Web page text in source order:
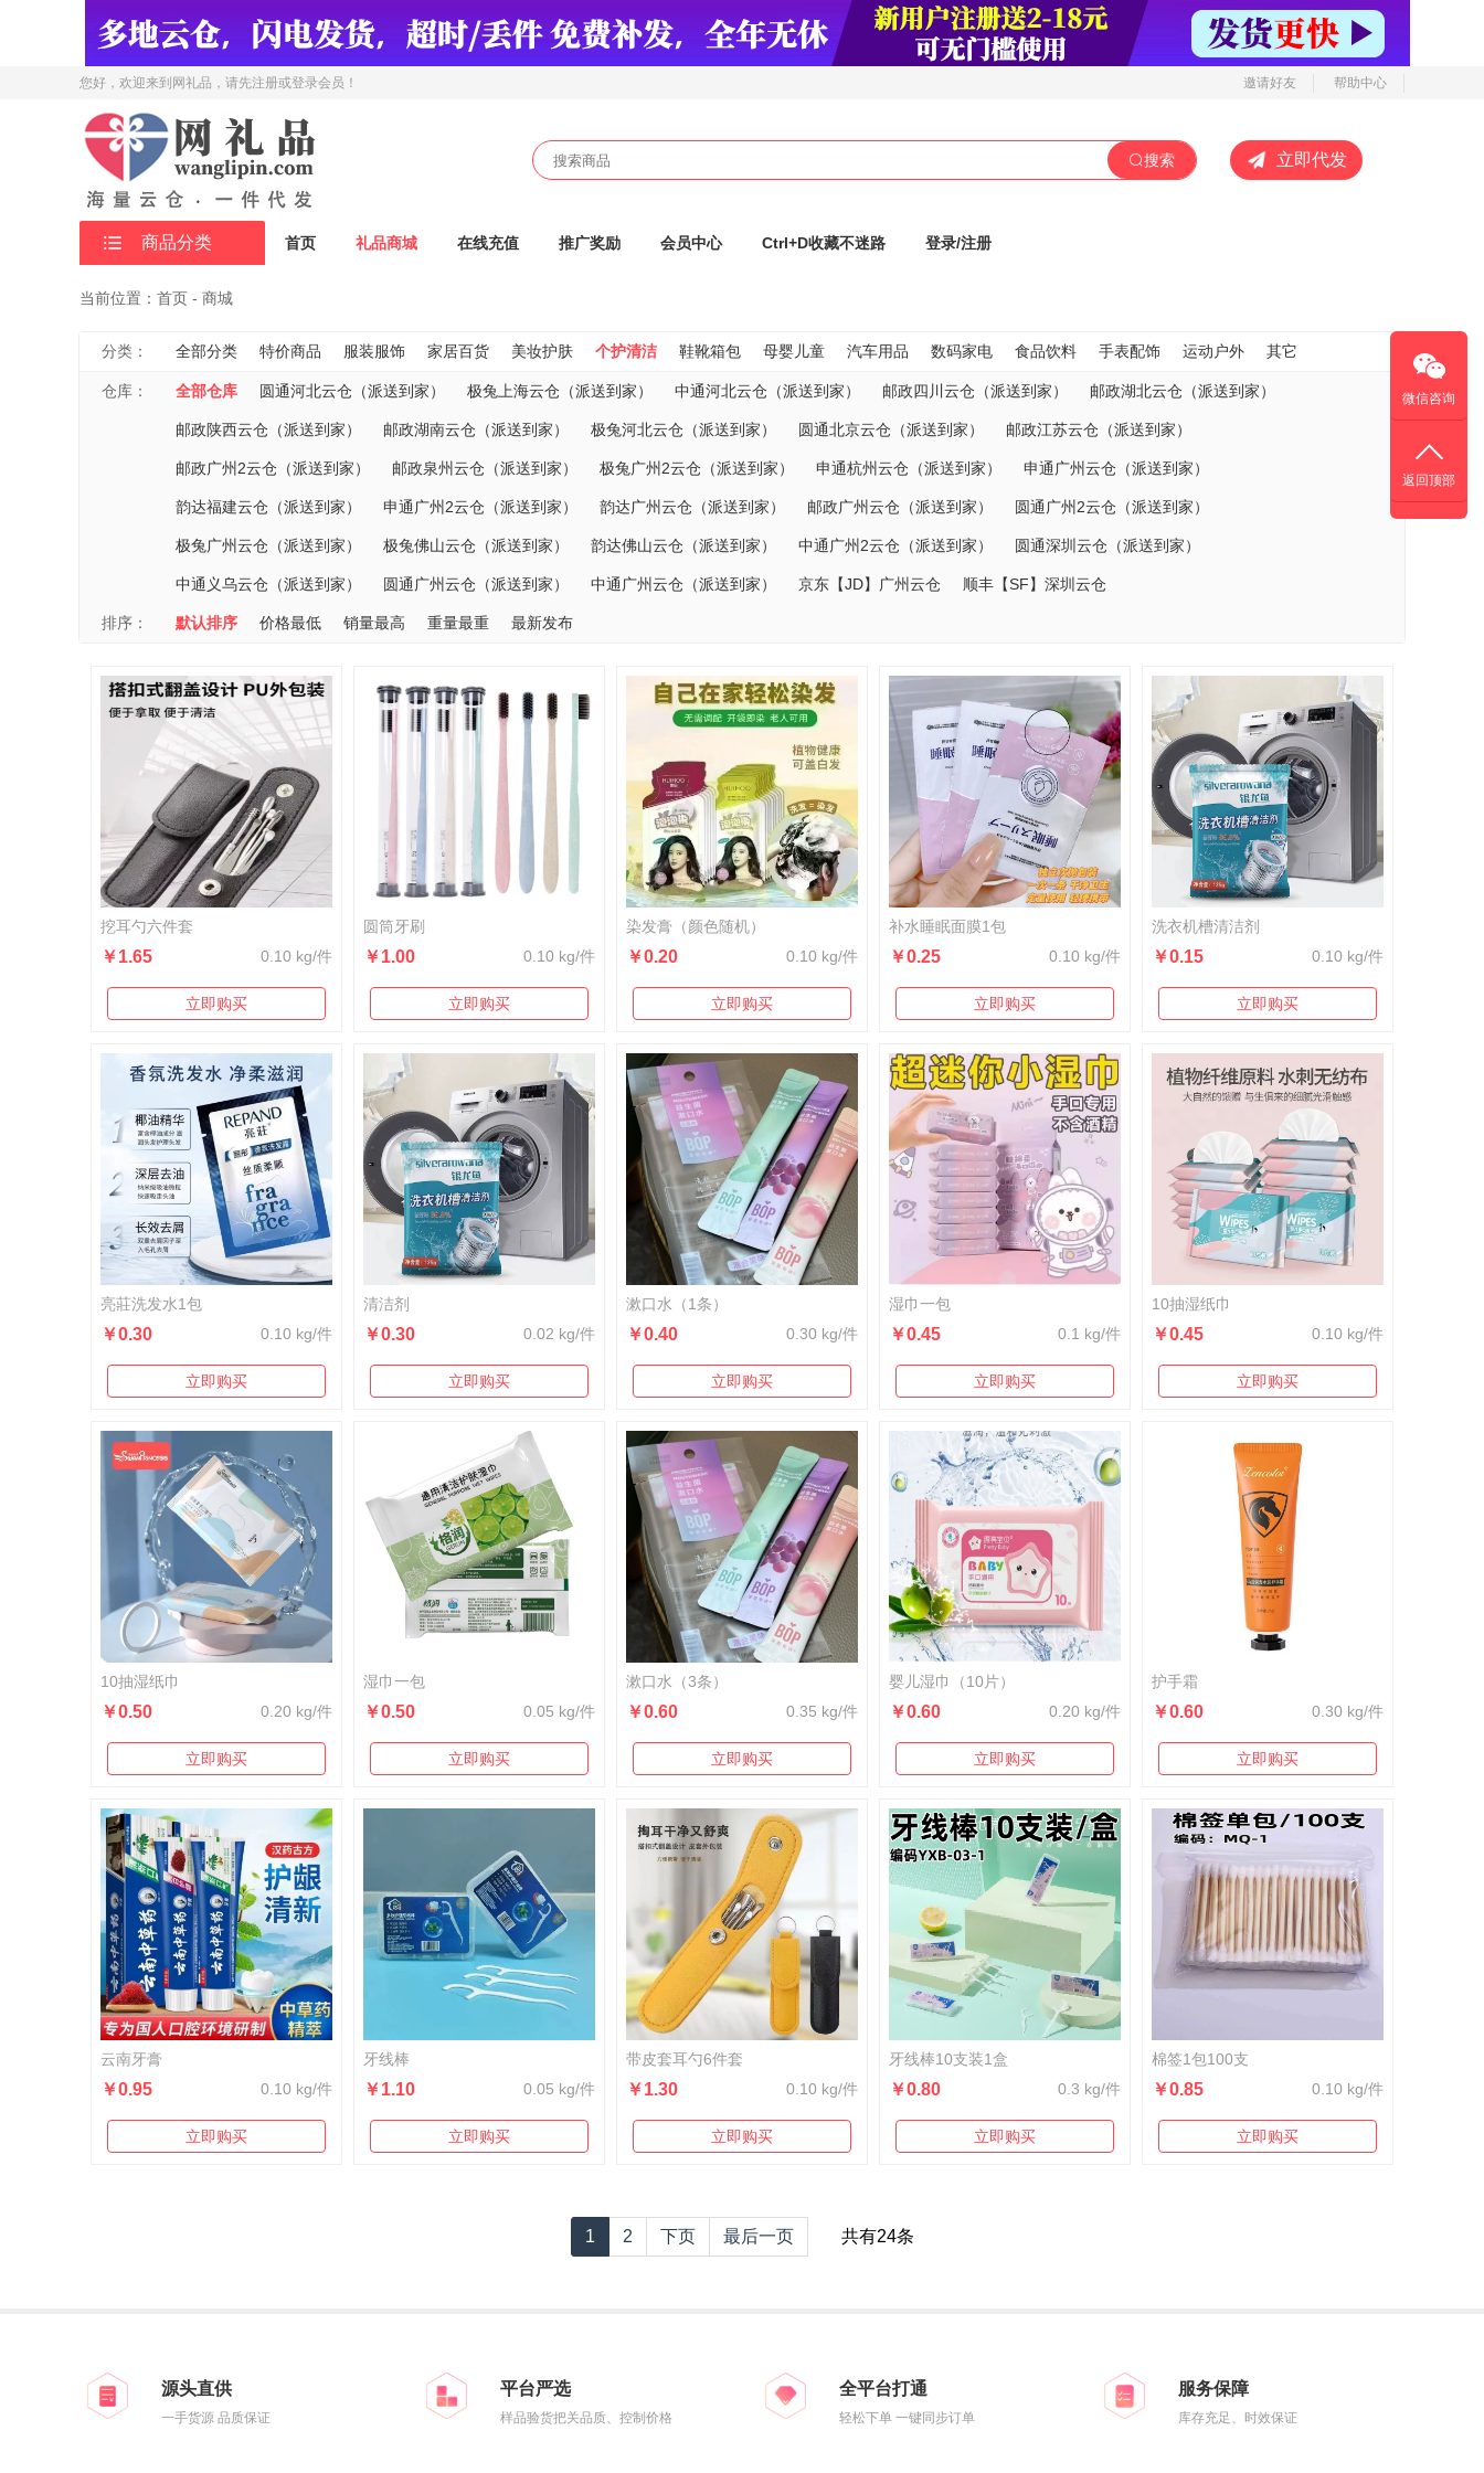
您好，欢迎来到网礼品 ，请先注册或登录会员！ 邀请好友 帮助中心
搜索 立即代发
商品分类 首页 礼品商城 在线充值 推广奖励 会员中心 Ctrl+D收藏不迷路 登录/注册
当前位置：首页 - 商城
分类： 全部分类 特价商品 服装服饰 家居百货 美妆护肤 个护清洁 鞋靴箱包 母婴儿童 汽车用品 数码家电 食品饮料 手表配饰 运动户外 其它
仓库： 全部仓库 圆通河北云仓（派送到家） 极兔上海云仓（派送到家） 中通河北云仓（派送到家） 邮政四川云仓（派送到家） 邮政湖北云仓（派送到家）
邮政陕西云仓（派送到家） 邮政湖南云仓（派送到家） 极兔河北云仓（派送到家） 圆通北京云仓（派送到家） 邮政江苏云仓（派送到家）
邮政广州2云仓（派送到家） 邮政泉州云仓（派送到家） 极兔广州2云仓（派送到家） 申通杭州云仓（派送到家） 申通广州云仓（派送到家）
韵达福建云仓（派送到家） 申通广州2云仓（派送到家） 韵达广州云仓（派送到家） 邮政广州云仓（派送到家） 圆通广州2云仓（派送到家）
极兔广州云仓（派送到家） 极兔佛山云仓（派送到家） 韵达佛山云仓（派送到家） 中通广州2云仓（派送到家） 圆通深圳云仓（派送到家）
中通义乌云仓（派送到家） 圆通广州云仓（派送到家） 中通广州云仓（派送到家） 京东【JD】广州云仓 顺丰【SF】深圳云仓
排序： 默认排序 价格最低 销量最高 重量最重 最新发布
挖耳勺六件套
￥1.65 0.10 kg/件
立即购买
圆筒牙刷
￥1.00 0.10 kg/件
立即购买
染发膏（颜色随机）
￥0.20 0.10 kg/件
立即购买
补水睡眠面膜1包
￥0.25 0.10 kg/件
立即购买
洗衣机槽清洁剂
￥0.15 0.10 kg/件
立即购买
亮莊洗发水1包
￥0.30 0.10 kg/件
立即购买
清洁剂
￥0.30 0.02 kg/件
立即购买
漱口水（1条）
￥0.40 0.30 kg/件
立即购买
湿巾一包
￥0.45 0.1 kg/件
立即购买
10抽湿纸巾
￥0.45 0.10 kg/件
立即购买
10抽湿纸巾
￥0.50 0.20 kg/件
立即购买
湿巾一包
￥0.50 0.05 kg/件
立即购买
漱口水（3条）
￥0.60 0.35 kg/件
立即购买
婴儿湿巾（10片）
￥0.60 0.20 kg/件
立即购买
护手霜
￥0.60 0.30 kg/件
立即购买
云南牙膏
￥0.95 0.10 kg/件
立即购买
牙线棒
￥1.10 0.05 kg/件
立即购买
带皮套耳勺6件套
￥1.30 0.10 kg/件
立即购买
牙线棒10支装1盒
￥0.80 0.3 kg/件
立即购买
棉签1包100支
￥0.85 0.10 kg/件
立即购买
1 2 下页 最后一页 共有24条
源头直供
一手货源 品质保证
平台严选
样品验货把关品质、控制价格
全平台打通
轻松下单 一键同步订单
服务保障
库存充足、时效保证
微信咨询
返回顶部